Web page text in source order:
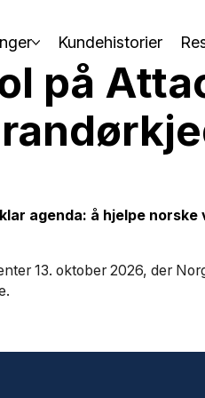
Kundehistorier
på
agenda: å hjelpe
13. oktober 2026, der